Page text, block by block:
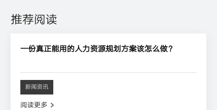
推荐阅读
一份真正能用的人力资源规划方案该怎么做？
新闻资讯
阅读更多